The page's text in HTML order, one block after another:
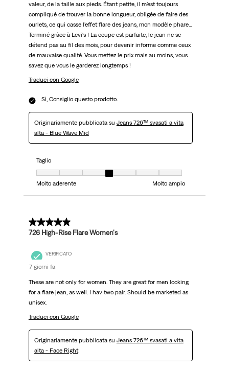
valeur, de la taille aux pieds. Étant petite, il m'est toujours
compliqué de trouver la bonne longueur, obligée de faire des
ourlets, ce qui casse l'effet flare des jeans, mon modèle phare...
Terminé grâce à Levi's ! La coupe est parfaite, le jean ne se
détend pas au fil des mois, pour devenir informe comme ceux
de mauvaise qualité. Vous mettez le prix mais au moins, vous
savez que vous le garderez longtemps !
Traduci con Google
Sì, Consiglio questo prodotto.
Originariamente pubblicata su Jeans 726™ svasati a vita
alta - Blue Wave Mid
Taglio
Taglio, 4 su 7, dove 1 è uguale a Molto aderente e 7 è uguale a Molto
Molto aderente
Molto ampio
5 su 5 stelle.
726 High-Rise Flare Women's
VERIFICATO
7 giorni fa
These are not only for women. They are great for men looking
for a flare jean, as well. I hav two pair. Should be marketed as
unisex.
Traduci con Google
Originariamente pubblicata su Jeans 726™ svasati a vita
alta - Face Right